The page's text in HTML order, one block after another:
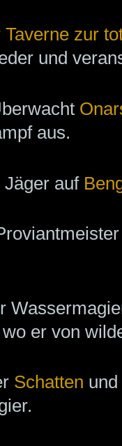
Taverne zur
und
aus.
Jäger auf
er von
Schatten